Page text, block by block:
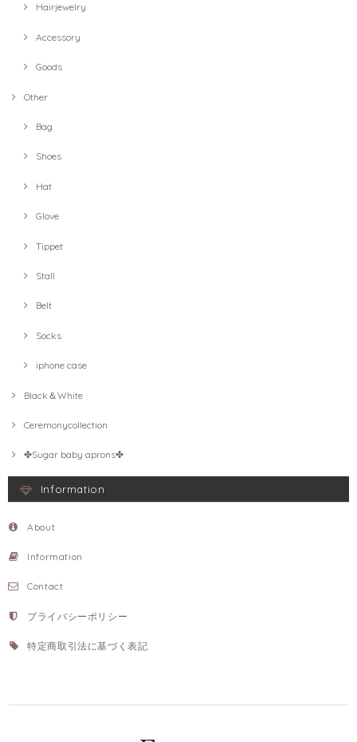
Hairjewelry
Accessory
Goods
Other
Bag
Shoes
Hat
Glove
Tippet
Stall
Belt
Socks
iphone case
Black＆White
Ceremonycollection
✤Sugar baby aprons✤
Information
About
Information
Contact
プライバシーポリシー
特定商取引法に基づく表記